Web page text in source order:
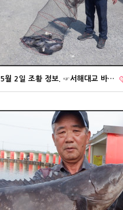
5월 2일 조황 정보. ☞서해대교 바…